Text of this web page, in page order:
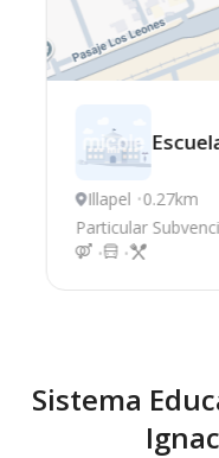
Illapel 0.27km
Particular
Sistema